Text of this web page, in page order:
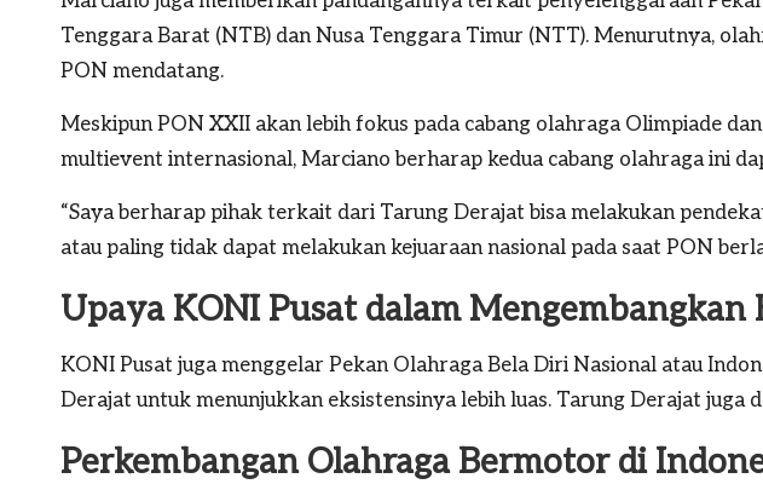
Tenggara Barat (NTB) dan Nusa Tenggara Timur (NTT). Menurutnya,
PON mendatang.
Meskipun PON XXII akan lebih fokus pada cabang olahraga Olimpiade
multievent internasional, Marciano berharap kedua cabang olahraga ini
“Saya berharap pihak terkait dari Tarung Derajat bisa melakukan
atau paling tidak dapat melakukan kejuaraan nasional pada saat PON
Upaya KONI Pusat dalam Mengembangkan
KONI Pusat juga menggelar Pekan Olahraga Bela Diri Nasional atau
Derajat untuk menunjukkan eksistensinya lebih luas. Tarung Derajat
Perkembangan Olahraga Bermotor di